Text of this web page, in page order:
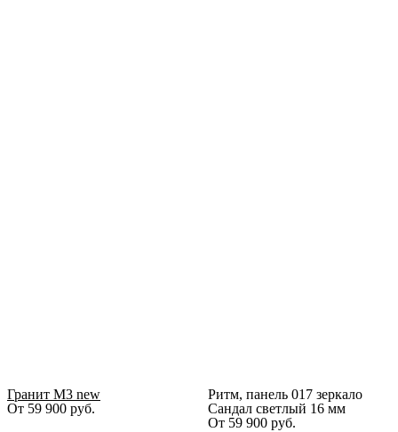
Гранит М3 new
От 59 900 руб.
Ритм, панель 017 зеркало
Сандал светлый 16 мм
От 59 900 руб.